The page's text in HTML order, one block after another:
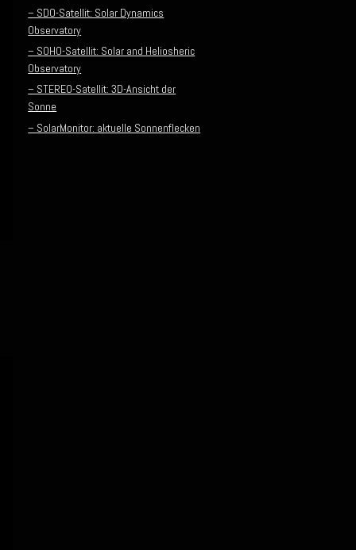
– SDO-Satellit: Solar Dynamics
Observatory
– SOHO-Satellit: Solar and Heliosheric
Observatory
– STEREO-Satellit: 3D-Ansicht der
Sonne
– SolarMonitor: aktuelle Sonnenflecken